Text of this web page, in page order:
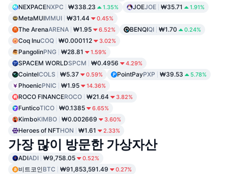
NEXPACENXPC ₩338.23 1.35% JOEJOE ₩35.71 1.91%
MetaMUIMMUI ₩31.44 0.45%
The ArenaARENA ₩1.95 6.52% BENQIQI ₩1.70 0.24%
Coq InuCOQ ₩0.000112 3.02%
PangolinPNG ₩28.81 1.59%
SPACEM WORLDSPCM ₩0.4956 4.29%
CointelCOLS ₩5.37 0.59% PointPayPXP ₩39.53 5.78%
PhoenicPNIC ₩1.95 14.36%
ROCO FINANCEROCO ₩21.64 3.82%
FunticoTICO ₩0.1385 6.65%
KimboKIMBO ₩0.002669 3.60%
Heroes of NFTHON ₩1.61 2.33%
가장 많이 방문한 가상자산
ADIADI ₩9,758.05 0.52%
비트코인BTC ₩91,853,591.49 0.27%